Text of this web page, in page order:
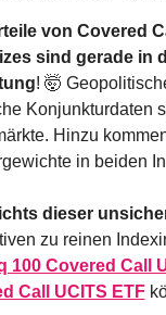
von Covered
sind gerade in
! 🤯
Konjunkturdaten
Hinzu
in beiden
dieser
zu reinen
100 Covered Call
Call UCITS ETF